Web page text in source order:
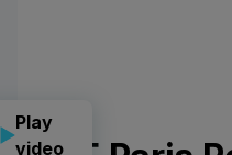
Play
video